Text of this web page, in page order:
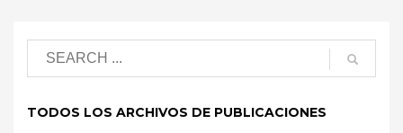
TODOS LOS ARCHIVOS DE PUBLICACIONES